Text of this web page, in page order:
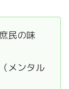
民の味
メンタル